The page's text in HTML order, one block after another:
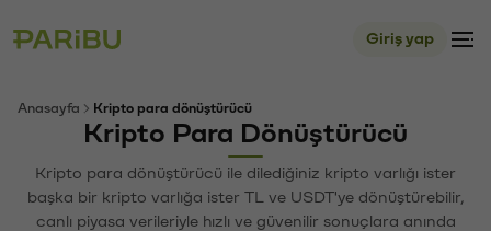
Giriş yap
Anasayfa Kripto para dönüştürücü
Kripto Para Dönüştürücü
Kripto para dönüştürücü ile dilediğiniz kripto varlığı ister
başka bir kripto varlığa ister TL ve USDT'ye dönüştürebilir,
canlı piyasa verileriyle hızlı ve güvenilir sonuçlara anında